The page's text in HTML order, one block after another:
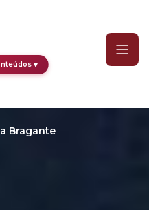
▼
Bragante